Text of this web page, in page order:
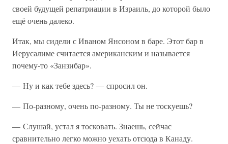
своей будущей репатриации в Израиль, до которой было
ещё очень далеко.
Итак, мы сидели с Иваном Янсоном в баре. Этот бар в
Иерусалиме считается американским и называется
почему-то «Занзибар».
— Ну и как тебе здесь? — спросил он.
— По-разному, очень по-разному. Ты не тоскуешь?
— Слушай, устал я тосковать. Знаешь, сейчас
сравнительно легко можно уехать отсюда в Канаду.